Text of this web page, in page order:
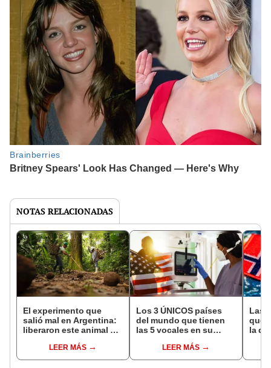
NOTAS RELACIONADAS
El experimento que
salió mal en Argentina:
liberaron este animal y
bosques milenarios de
la Patagonia
LEER MÁS
Los 3 ÚNICOS países
del mundo que tienen
las 5 vocales en su
con unoLEER MÁS
Las
que
la de